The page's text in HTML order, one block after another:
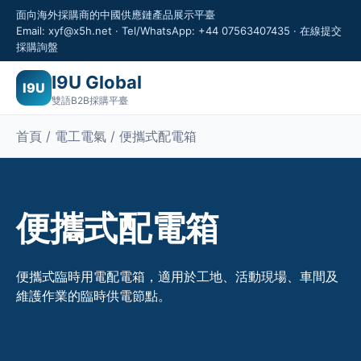
面向海外採購商的中國供應鏈產品展示平臺
Email: xyf@x5h.net · Tel/WhatsApp: +44 07563407435 · 在線提交
採購詢盤
I9U I9U Global
雙語B2B採購平臺
首頁 / 電工電氣 / 便攜式配電箱
便攜式配電箱
便攜式臨時用電配電箱，適用於工地、活動現場、車間及
維護作業的臨時供電節點。